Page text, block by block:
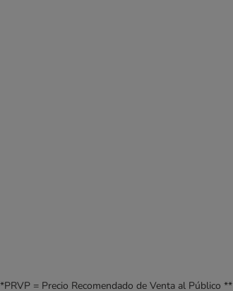
*PRVP = Precio Recomendado de Venta al Público **